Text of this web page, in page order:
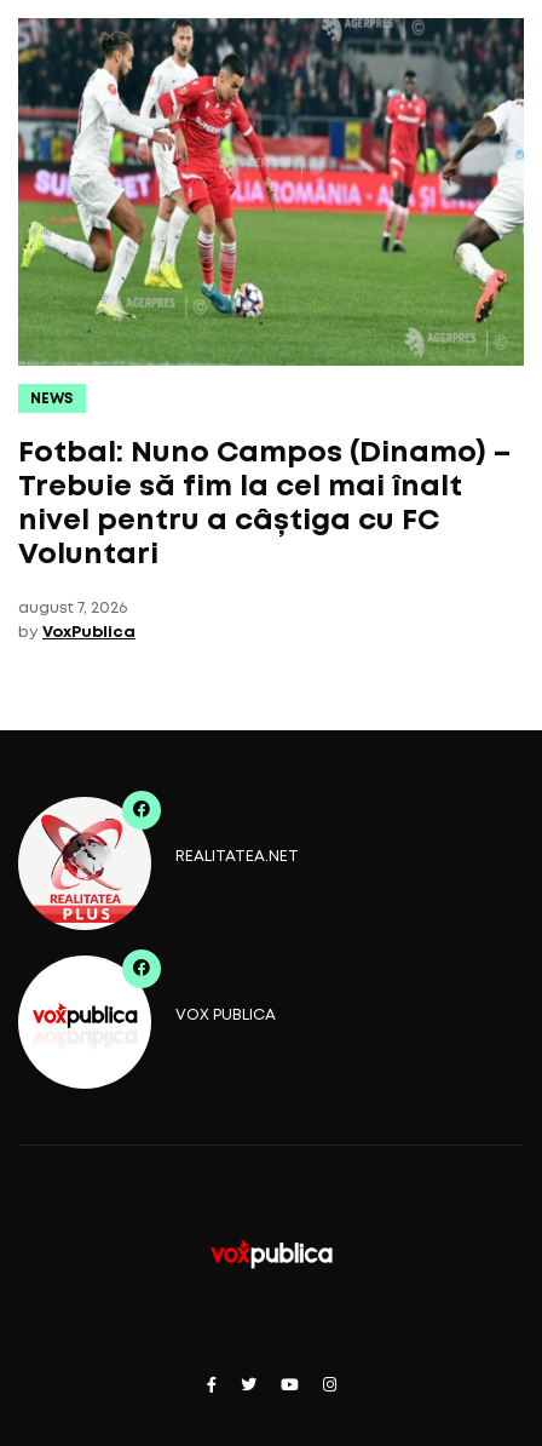
NEWS
Fotbal: Nuno Campos (Dinamo) –
Trebuie să fim la cel mai înalt
nivel pentru a câștiga cu FC
Voluntari
august 7, 2026
by VoxPublica
REALITATEA.NET
VOX PUBLICA